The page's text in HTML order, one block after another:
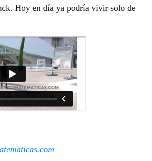
Hoy en día ya podría vivir solo de